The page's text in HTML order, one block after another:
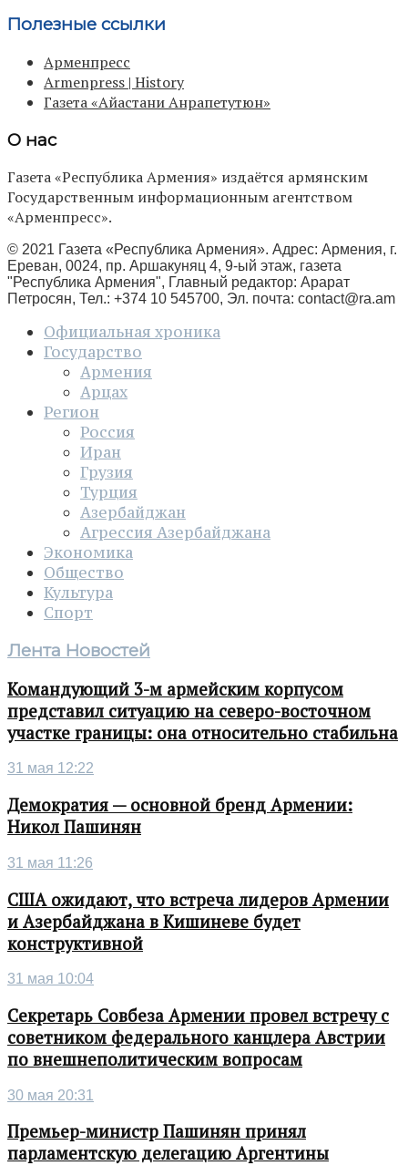
Полезные ссылки
Арменпресс
Armenpress | History
Газета «Айастани Анрапетутюн»
О нас
Газета «Республика Армения» издаётся армянским
Государственным информационным агентством
«Арменпресс».
© 2021 Газета «Республика Армения». Адрес: Армения, г.
Ереван, 0024, пр. Аршакуняц 4, 9-ый этаж, газета
"Республика Армения", Главный редактор: Арарат
Петросян, Тел.: +374 10 545700, Эл. почта: contact@ra.am
Официальная хроника
Государство
Армения
Арцах
Регион
Россия
Иран
Грузия
Турция
Азербайджан
Агрессия Азербайджана
Экономика
Общество
Культура
Спорт
Лента Новостей
Командующий 3-м армейским корпусом
представил ситуацию на северо-восточном
участке границы: она относительно стабильна
31 мая 12:22
Демократия — основной бренд Армении:
Никол Пашинян
31 мая 11:26
США ожидают, что встреча лидеров Армении
и Азербайджана в Кишиневе будет
конструктивной
31 мая 10:04
Секретарь Совбеза Армении провел встречу с
советником федерального канцлера Австрии
по внешнеполитическим вопросам
30 мая 20:31
Премьер-министр Пашинян принял
парламентскую делегацию Аргентины